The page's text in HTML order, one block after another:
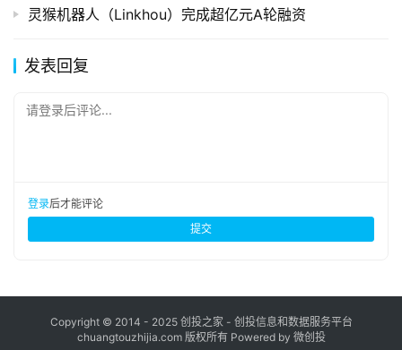
灵猴机器人（Linkhou）完成超亿元A轮融资
发表回复
请登录后评论...
登录后才能评论
提交
Copyright © 2014 - 2025 创投之家 - 创投信息和数据服务平台
chuangtouzhijia.com 版权所有 Powered by 微创投